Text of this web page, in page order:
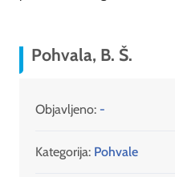
Pohvala, B. Š.
Objavljeno: -
Kategorija: Pohvale